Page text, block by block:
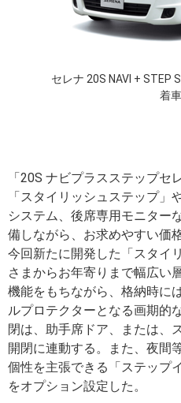
セレナ 20S NAVI + STEP
着
「20S ナビプラスステップ
「スタイリッシュステップ」
システム、後席専用モニター
備しながら、お求めやすい価
今回新たに開発した「スタイ
さまからお年寄りまで幅広い
機能をもちながら、格納時に
ルプロテクターとなる画期的
閉は、助手席ドア、または、
開閉に連動する。また、夜間
個性を主張できる「ステップ
をオプション設定した。